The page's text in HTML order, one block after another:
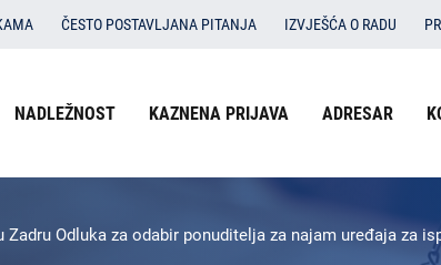
ČESTO POSTAVLJANA PITANJA IZVJEŠĆA O RADU
Izbornik
zaglavlju
-
O državnom odvjetništvu
Nadležnost
Kaznena prijava
NADLEŽNOST KAZNENA PRIJAVA ADRESAR
Odluka za odabir ponuditelja za najam uređaja za